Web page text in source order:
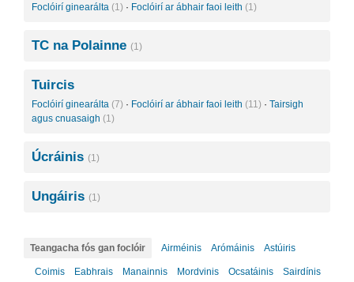
Foclóirí ginearálta (1) · Foclóirí ar ábhair faoi leith (1)
TC na Polainne (1)
Tuircis
Foclóirí ginearálta (7) · Foclóirí ar ábhair faoi leith (11) · Tairsigh
agus cnuasaigh (1)
Úcráinis (1)
Ungáiris (1)
Teangacha fós gan foclóir Airméinis Arómáinis Astúiris
Coimis Eabhrais Manainnis Mordvinis Ocsatáinis Sairdínis